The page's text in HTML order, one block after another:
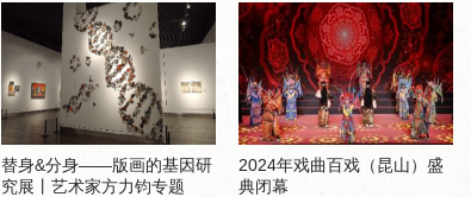
替身&分身——版画的基因研
究展丨艺术家方力钧专题
2024年戏曲百戏（昆山）盛
典闭幕